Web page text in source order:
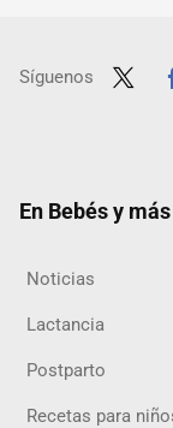
Síguenos
En Bebés y
Noticias
Lactancia
Postparto
Recetas para